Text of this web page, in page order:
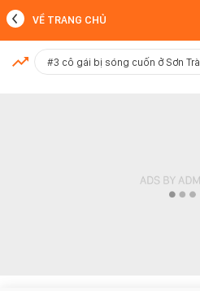
MỚI NHẤT
VỀ TRANG CHỦ
#3 cô gái bị sóng cuốn ở Sơn Trà